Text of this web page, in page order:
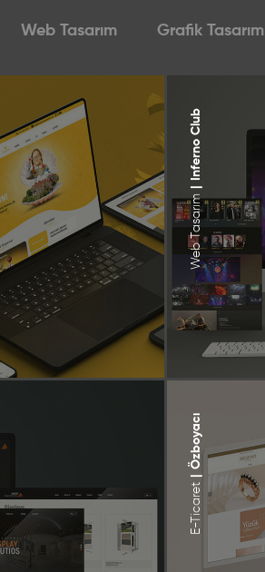
Web Tasarım Grafik Tasarım
Web Tasarım
|
Inferno Club
E-Ticaret
|
Özboyacı